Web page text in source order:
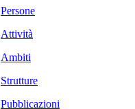
Persone
Attività
Ambiti
Strutture
Pubblicazioni